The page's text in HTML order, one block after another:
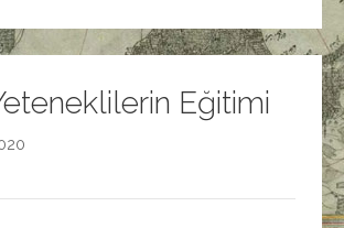
Eğitimi